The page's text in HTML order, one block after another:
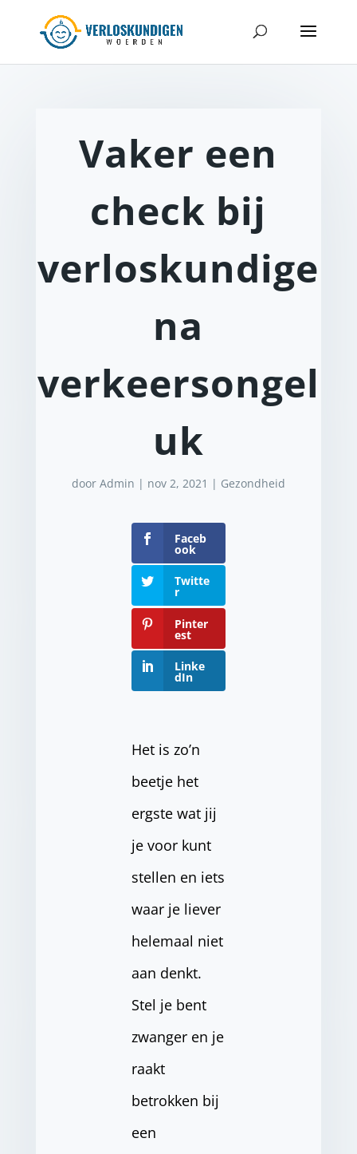
Vaker een
check bij
verloskundige
na
verkeersongel
uk
door Admin | nov 2, 2021 | Gezondheid
Faceb
ook
Twitte
r
Pinter
est
Linke
dIn
Het is zo’n
beetje het
ergste wat jij
je voor kunt
stellen en iets
waar je liever
helemaal niet
aan denkt.
Stel je bent
zwanger en je
raakt
betrokken bij
een